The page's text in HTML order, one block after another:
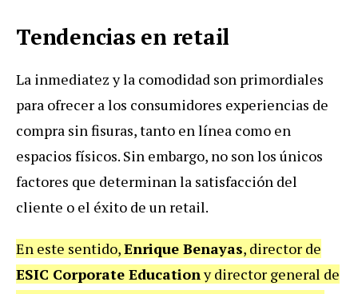
Tendencias en retail
La inmediatez y la comodidad son primordiales
para ofrecer a los consumidores experiencias de
compra sin fisuras, tanto en línea como en
espacios físicos. Sin embargo, no son los únicos
factores que determinan la satisfacción del
cliente o el éxito de un retail.
En este sentido,Enrique Benayas, director de
ESIC Corporate Educationy director general de